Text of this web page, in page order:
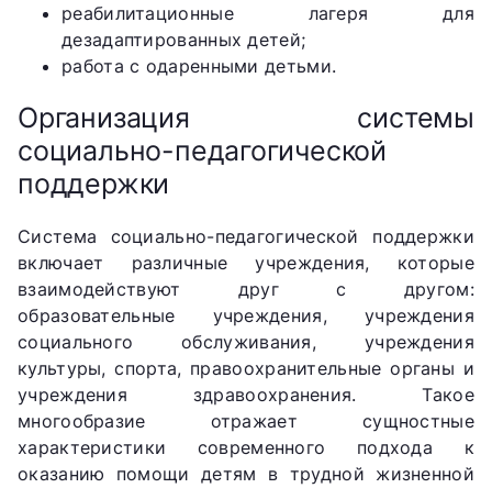
реабилитационные лагеря для
дезадаптированных детей;
работа с одаренными детьми.
Организация системы
социально-педагогической
поддержки
Система социально-педагогической поддержки
включает различные учреждения, которые
взаимодействуют друг с другом:
образовательные учреждения, учреждения
социального обслуживания, учреждения
культуры, спорта, правоохранительные органы и
учреждения здравоохранения. Такое
многообразие отражает сущностные
характеристики современного подхода к
оказанию помощи детям в трудной жизненной